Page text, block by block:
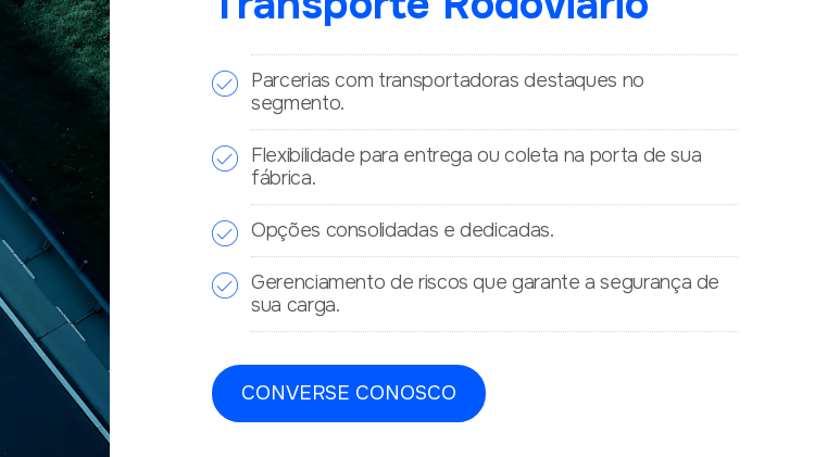
Parcerias com transportadoras destaques no
segmento.
Flexibilidade para entrega ou coleta na porta de sua
fábrica.
Opções consolidadas e dedicadas.
Gerenciamento de riscos que garante a segurança de
sua carga.
CONVERSE CONOSCO